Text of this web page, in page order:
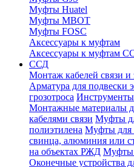
Муфты Huatel
Муфты МВОТ
Муфты FOSC
Аксессуары к муфтам
Аксессуары к муфтам
ССД
Монтаж кабелей связи и
Арматура для подвески
грозотроса Инструменты
Монтажные материалы
кабелями связи Муфты
полиэтилена Муфты для
свинца, алюминия или
на объектах РЖД Муфты
Оконечные устройства